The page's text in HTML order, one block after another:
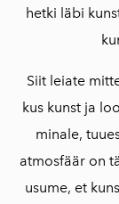
hetki läbi
Siit leiate
kus kunst ja
minale,
atmosfäär on
usume, et